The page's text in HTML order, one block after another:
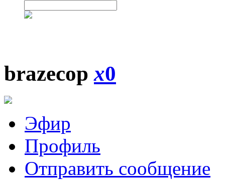
brazecopx0
Эфир
Профиль
Отправить сообщение